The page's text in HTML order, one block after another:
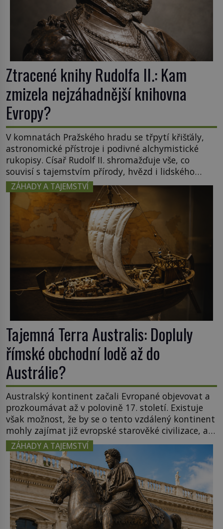
Ztracené knihy Rudolfa II.: Kam
zmizela nejzáhadnější knihovna
Evropy?
V komnatách Pražského hradu se třpytí křišťály,
astronomické přístroje i podivné alchymistické
rukopisy. Císař Rudolf II. shromažďuje vše, co
souvisí s tajemstvím přírody, hvězd i lidského
poznání. Jenže po jeho smrti se jeho slavné sbírky
začínají rozpadat a část z nich mizí navždy. Kdo
odnesl nejvzácnější knihy? A existují ještě někde
zapomenuté rukopisy, které nikdo […]
ZÁHADY A TAJEMSTVÍ
Tajemná Terra Australis: Dopluly
římské obchodní lodě až do
Austrálie?
Australský kontinent začali Evropané objevovat a
prozkoumávat až v polovině 17. století. Existuje
však možnost, že by se o tento vzdálený kontinent
mohly zajímat již evropské starověké civilizace, a
to o 15 století dříve? Již od starověku kartografové
zakreslovali do map záhadný kontinent Terra
Australis – Jižní zemi. Proč? Do jisté míry to byl
smysl pro […]
ZÁHADY A TAJEMSTVÍ